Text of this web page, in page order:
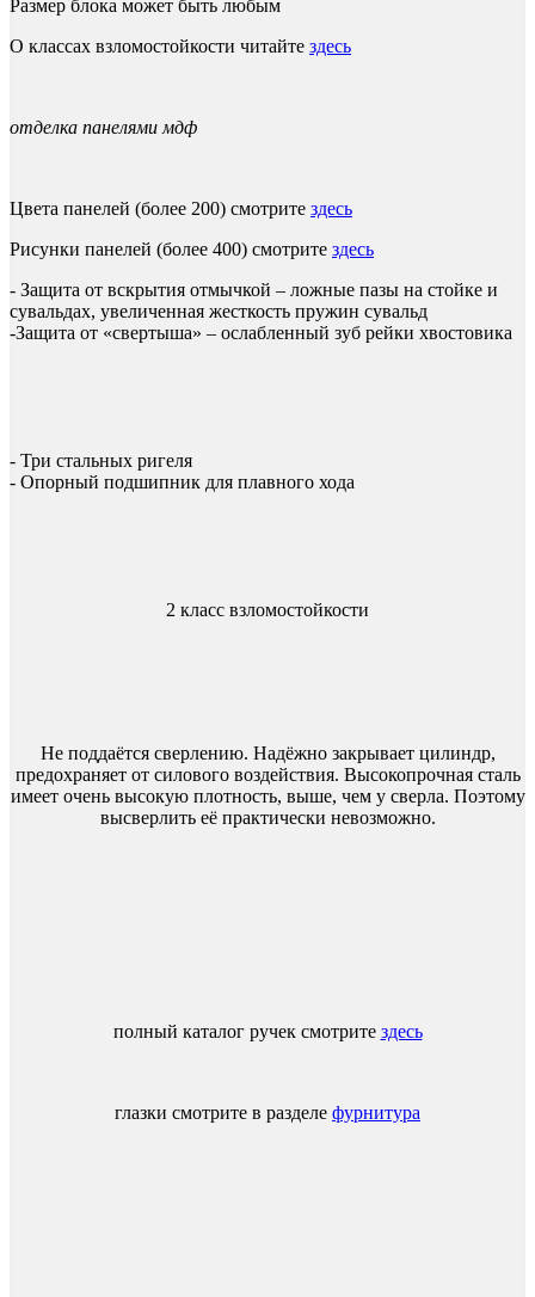
Размер блока может быть любым
О классах взломостойкости читайте здесь
отделка панелями мдф
Цвета панелей (более 200) смотрите здесь
Рисунки панелей (более 400) смотрите здесь
- Защита от вскрытия отмычкой – ложные пазы на стойке и
сувальдах, увеличенная жесткость пружин сувальд
-Защита от «свертыша» – ослабленный зуб рейки хвостовика
- Три стальных ригеля
- Опорный подшипник для плавного хода
2 класс взломостойкости
Не поддаётся сверлению. Надёжно закрывает цилиндр,
предохраняет от силового воздействия. Высокопрочная сталь
имеет очень высокую плотность, выше, чем у сверла. Поэтому
высверлить её практически невозможно.
полный каталог ручек смотрите здесь
глазки смотрите в разделе фурнитура